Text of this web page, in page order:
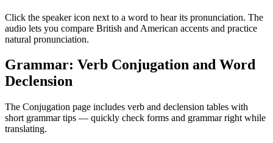
Click the speaker icon next to a word to hear its pronunciation. The
audio lets you compare British and American accents and practice
natural pronunciation.
Grammar: Verb Conjugation and Word
Declension
The Conjugation page includes verb and declension tables with
short grammar tips — quickly check forms and grammar right while
translating.